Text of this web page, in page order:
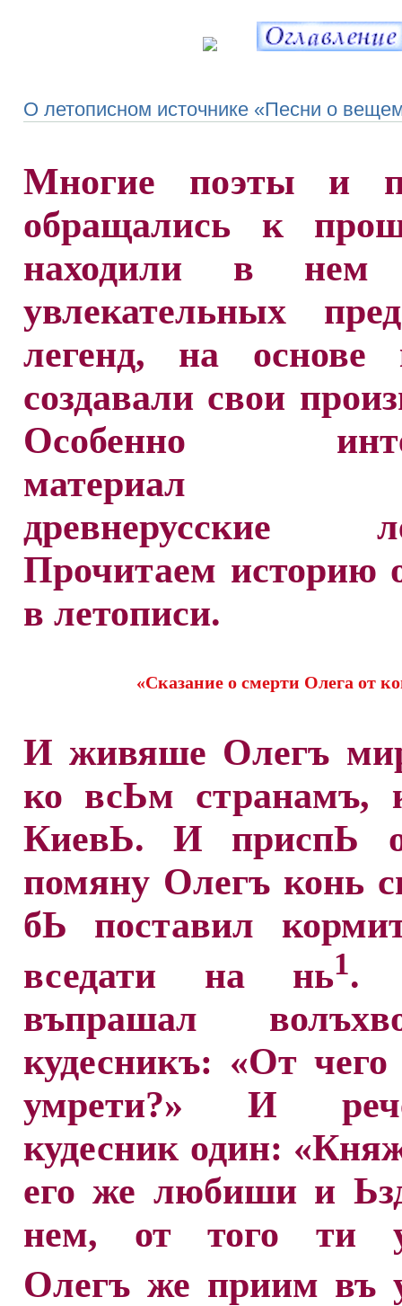
О летописном источнике «Песни о
Многие поэты и
обращались к
находили в нем
увлекательных
легенд, на основе
создавали свои
Особенно
материал
древнерусские
Прочитаем историю
в летописи.
«Сказание о смерти Олега от
И живяше Олегъ
ко всЬм странамъ,
КиевЬ. И приспЬ
помяну Олегъ конь
бЬ поставил
вседати на нь1.
въпрашал
кудесникъ: «От
умрети?» И
кудесник один:
его же любиши и
нем, от того ти
Олегъ же приим въ